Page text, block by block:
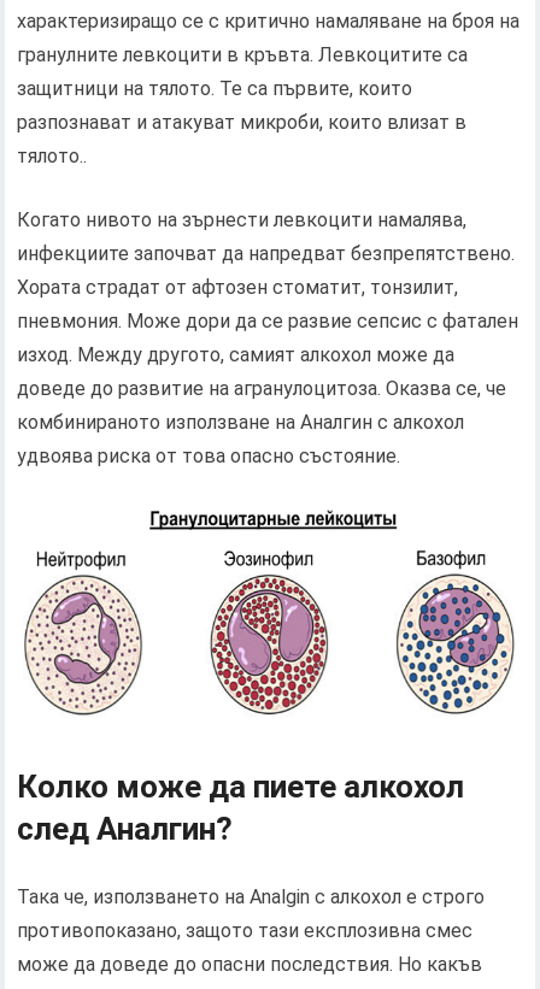
характеризиращо се с критично намаляване на броя на
гранулните левкоцити в кръвта. Левкоцитите са
защитници на тялото. Те са първите, които
разпознават и атакуват микроби, които влизат в
тялото..
Когато нивото на зърнести левкоцити намалява,
инфекциите започват да напредват безпрепятствено.
Хората страдат от афтозен стоматит, тонзилит,
пневмония. Може дори да се развие сепсис с фатален
изход. Между другото, самият алкохол може да
доведе до развитие на агранулоцитоза. Оказва се, че
комбинираното използване на Аналгин с алкохол
удвоява риска от това опасно състояние.
Колко може да пиете алкохол
след Аналгин?
Така че, използването на Analgin с алкохол е строго
противопоказано, защото тази експлозивна смес
може да доведе до опасни последствия. Но какъв